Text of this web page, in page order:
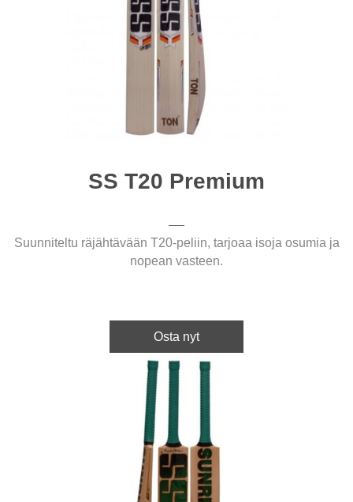
SS T20 Premium
Suunniteltu räjähtävään T20-peliin, tarjoaa isoja osumia ja
nopean vasteen.
Osta nyt